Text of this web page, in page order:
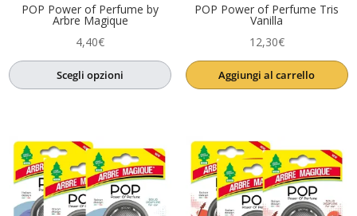
POP Power of Perfume by
Arbre Magique
4,40€
Scegli opzioni
POP Power of Perfume Tris
Vanilla
12,30€
Aggiungi al carrello